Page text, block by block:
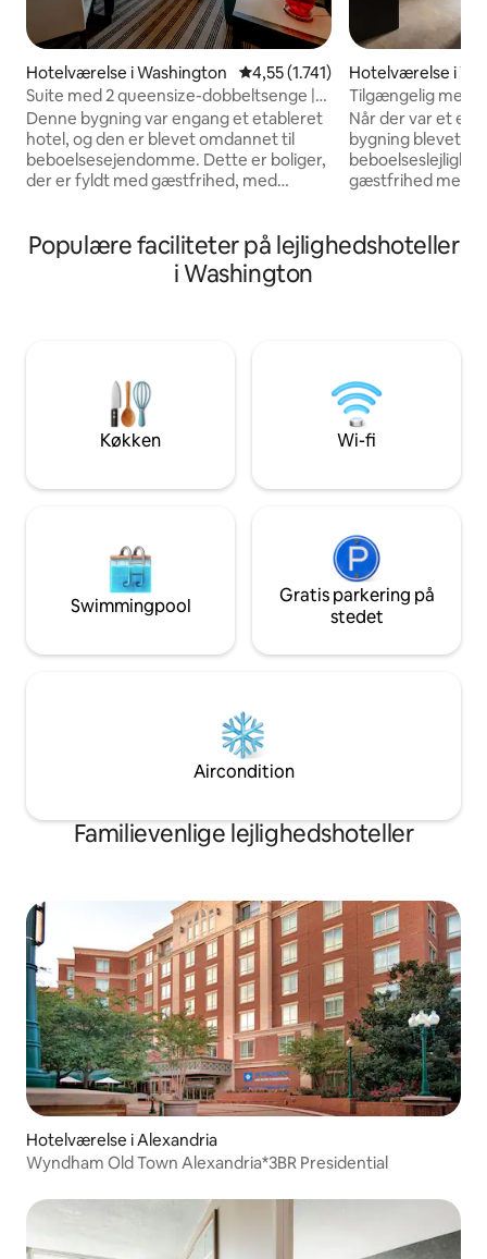
Hotelværelse i Washington 4,55 ud af 5 i gennemsnitlig
4,55 (1.741)
Suite med 2 queensize-dobbeltsenge |
2500 Penn Placemakr Experience
Denne bygning var engang et etableret
hotel, og den er blevet omdannet til
beboelsesejendomme. Dette er boliger,
der er fyldt med gæstfrihed, med
på stedet, som du har til rådighed. Du får
et professionelt administreret, dynamisk
sted i et interessant kvarter, der føles
Hotelværelse i
Tilgængelig med
Penn by
Når der var et
bygning blevet
gæstfrihed med
rådighed. Du får
Populære faciliteter på lejlighedshoteller
i Washington
Køkken Wi-fi
Swimmingpool
Gratis parkering på
stedet
Aircondition
Familievenlige lejlighedshoteller
Hotelværelse i Alexandria
Wyndham Old Town Alexandria*3BR Presidential